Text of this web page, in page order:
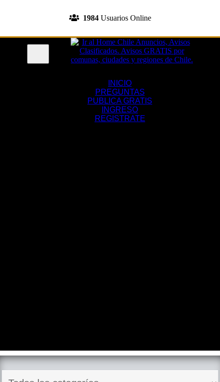
1984Usuarios Online
INICIO
PREGUNTAS
PUBLICA GRATIS
INGRESO
REGISTRATE